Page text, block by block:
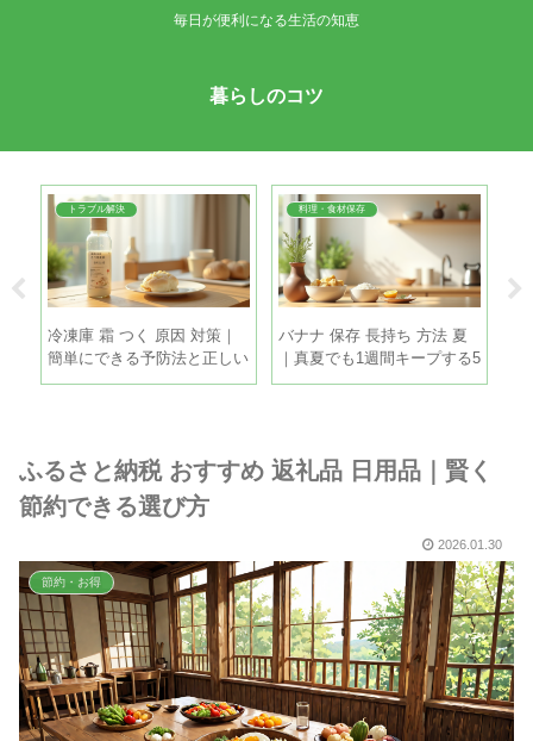
毎日が便利になる生活の知恵
暮らしのコツ
トラブル解決
冷凍庫 霜 つく 原因 対策｜
簡単にできる予防法と正しい
霜取りの手順
料理・食材保存
バナナ 保存 長持ち 方法 夏
｜真夏でも1週間キープする5
つのコツ
ふるさと納税 おすすめ 返礼品 日用品｜賢く
節約できる選び方
2026.01.30
節約・お得